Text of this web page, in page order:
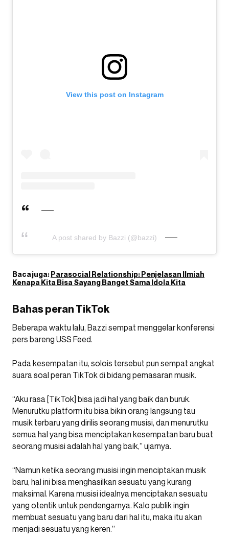
View this post on Instagram
A post shared by Bazzi (@bazzi)
Baca juga:Parasocial Relationship: Penjelasan Ilmiah
Kenapa Kita Bisa Sayang Banget Sama Idola Kita
Bahas peran TikTok
Beberapa waktu lalu, Bazzi sempat menggelar konferensi
pers bareng USS Feed.
Pada kesempatan itu, solois tersebut pun sempat angkat
suara soal peran TikTok di bidang pemasaran musik.
“Aku rasa [TikTok] bisa jadi hal yang baik dan buruk.
Menurutku platform itu bisa bikin orang langsung tau
musik terbaru yang dirilis seorang musisi, dan menurutku
semua hal yang bisa menciptakan kesempatan baru buat
seorang musisi adalah hal yang baik,” ujarnya.
“Namun ketika seorang musisi ingin menciptakan musik
baru, hal ini bisa menghasilkan sesuatu yang kurang
maksimal. Karena musisi idealnya menciptakan sesuatu
yang otentik untuk pendengarnya. Kalo publik ingin
membuat sesuatu yang baru dari hal itu, maka itu akan
menjadi sesuatu yang keren.”